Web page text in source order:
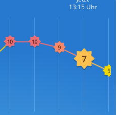
13:15 Uhr